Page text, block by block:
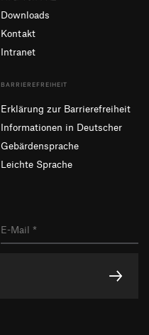
Downloads
Kontakt
Intranet
BARRIEREFREIHEIT
Erklärung zur Barrierefreiheit
Informationen in Deutscher
Gebärdensprache
Leichte Sprache